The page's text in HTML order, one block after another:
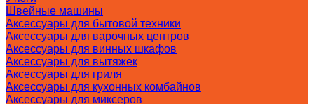
Швейные машины
Аксессуары для бытовой техники
Аксессуары для варочных центров
Аксессуары для винных шкафов
Аксессуары для вытяжек
Аксессуары для гриля
Аксессуары для кухонных комбайнов
Аксессуары для миксеров